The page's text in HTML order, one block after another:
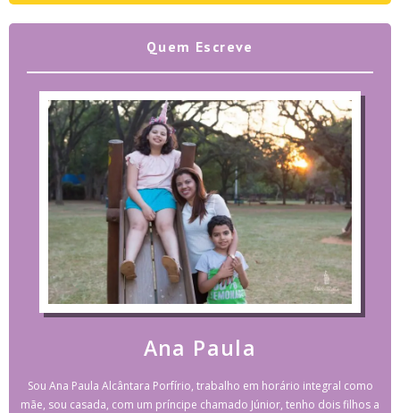
Quem Escreve
Ana Paula
Sou Ana Paula Alcântara Porfírio, trabalho em horário integral como
mãe, sou casada, com um príncipe chamado Júnior, tenho dois filhos a